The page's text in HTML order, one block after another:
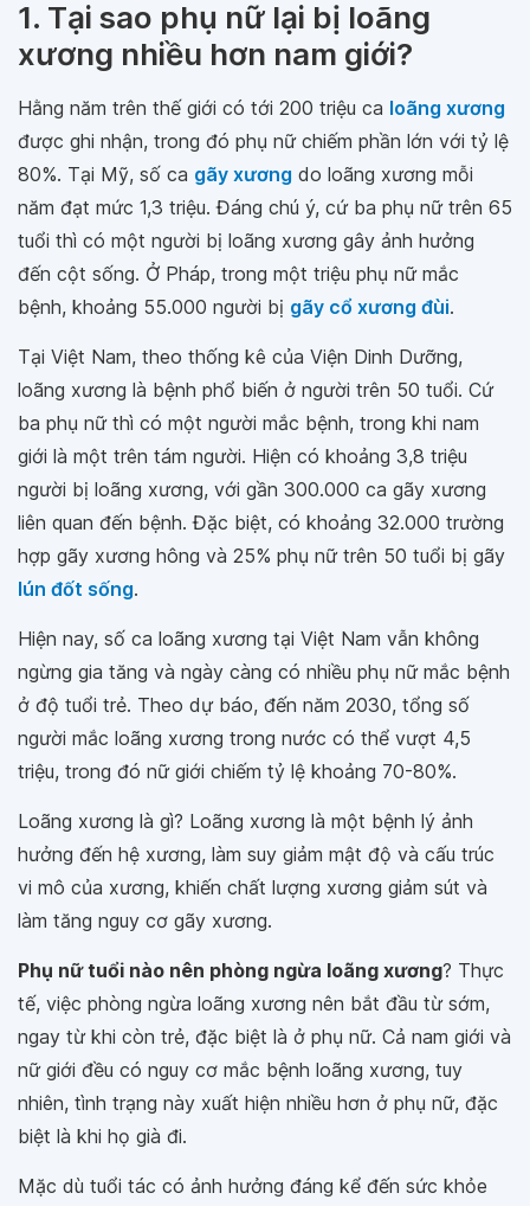
1. Tại sao phụ nữ lại bị loãng
xương nhiều hơn nam giới?
Hằng năm trên thế giới có tới 200 triệu ca loãng xương
được ghi nhận, trong đó phụ nữ chiếm phần lớn với tỷ lệ
80%. Tại Mỹ, số ca gãy xương do loãng xương mỗi
năm đạt mức 1,3 triệu. Đáng chú ý, cứ ba phụ nữ trên 65
tuổi thì có một người bị loãng xương gây ảnh hưởng
đến cột sống. Ở Pháp, trong một triệu phụ nữ mắc
bệnh, khoảng 55.000 người bị gãy cổ xương đùi.
Tại Việt Nam, theo thống kê của Viện Dinh Dưỡng,
loãng xương là bệnh phổ biến ở người trên 50 tuổi. Cứ
ba phụ nữ thì có một người mắc bệnh, trong khi nam
giới là một trên tám người. Hiện có khoảng 3,8 triệu
người bị loãng xương, với gần 300.000 ca gãy xương
liên quan đến bệnh. Đặc biệt, có khoảng 32.000 trường
hợp gãy xương hông và 25% phụ nữ trên 50 tuổi bị gãy
lún đốt sống.
Hiện nay, số ca loãng xương tại Việt Nam vẫn không
ngừng gia tăng và ngày càng có nhiều phụ nữ mắc bệnh
ở độ tuổi trẻ. Theo dự báo, đến năm 2030, tổng số
người mắc loãng xương trong nước có thể vượt 4,5
triệu, trong đó nữ giới chiếm tỷ lệ khoảng 70-80%.
Loãng xương là gì? Loãng xương là một bệnh lý ảnh
hưởng đến hệ xương, làm suy giảm mật độ và cấu trúc
vi mô của xương, khiến chất lượng xương giảm sút và
làm tăng nguy cơ gãy xương.
Phụ nữ tuổi nào nên phòng ngừa loãng xương? Thực
tế, việc phòng ngừa loãng xương nên bắt đầu từ sớm,
ngay từ khi còn trẻ, đặc biệt là ở phụ nữ. Cả nam giới và
nữ giới đều có nguy cơ mắc bệnh loãng xương, tuy
nhiên, tình trạng này xuất hiện nhiều hơn ở phụ nữ, đặc
biệt là khi họ già đi.
Mặc dù tuổi tác có ảnh hưởng đáng kể đến sức khỏe